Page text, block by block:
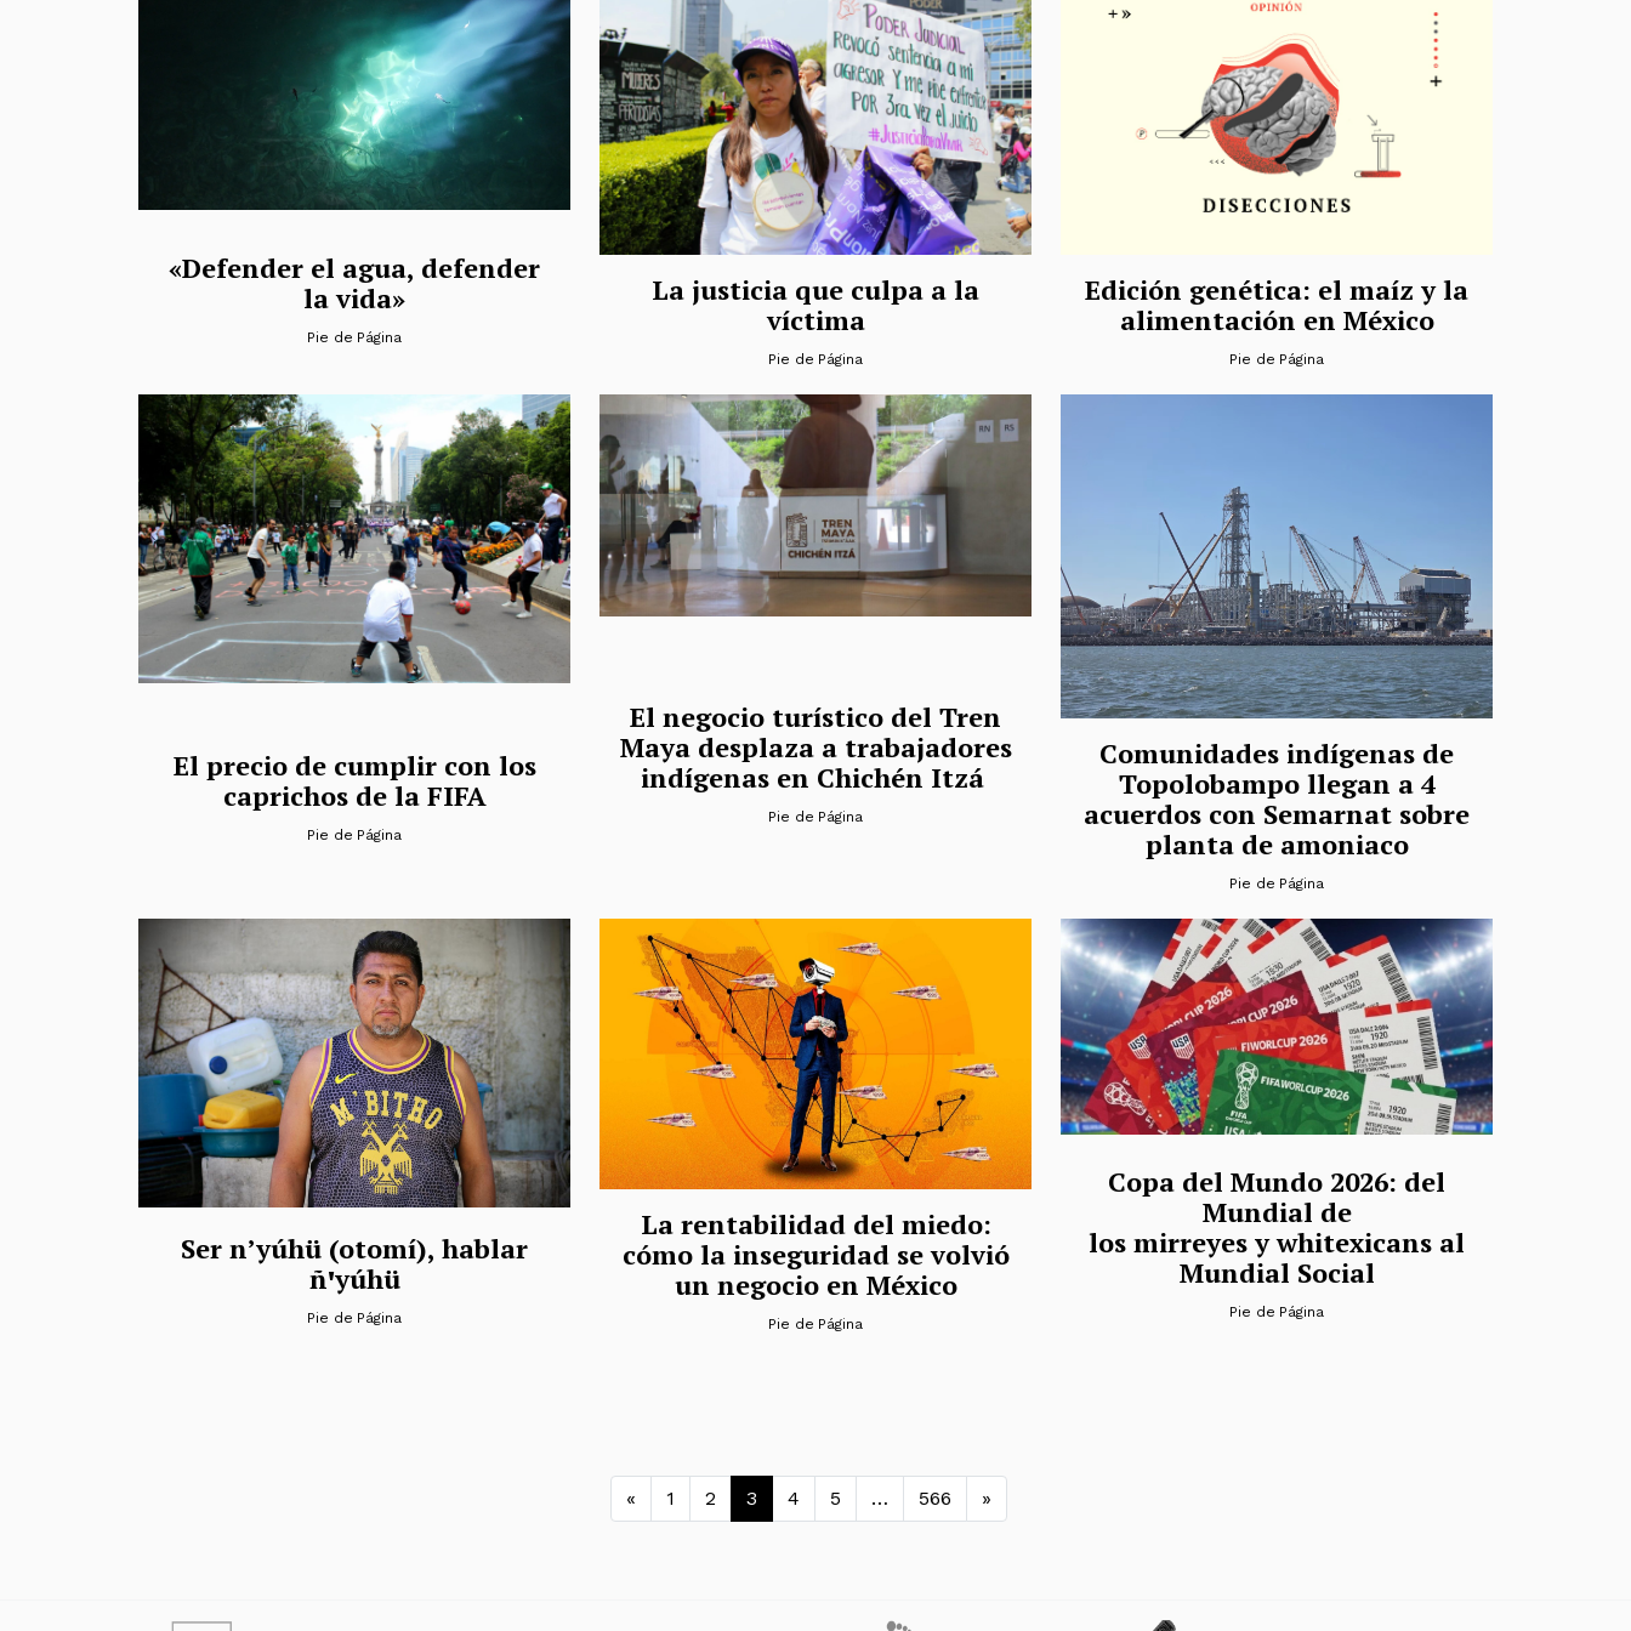
«Defender el agua, defender
la vida»
Pie de Página
La justicia que culpa a la
víctima
Pie de Página
Edición genética: el maíz y la
alimentación en México
Pie de Página
El precio de cumplir con los
caprichos de la FIFA
Pie de Página
El negocio turístico del Tren
Maya desplaza a trabajadores
indígenas en Chichén Itzá
Pie de Página
Comunidades indígenas de
Topolobampo llegan a 4
acuerdos con Semarnat sobre
planta de amoniaco
Pie de Página
Ser n’yúhü (otomí), hablar
ñꞌyúhü
Pie de Página
La rentabilidad del miedo:
cómo la inseguridad se volvió
un negocio en México
Pie de Página
Copa del Mundo 2026: del
Mundial de
los mirreyes y whitexicans al
Mundial Social
Pie de Página
Navegación de entradas
« 1 2 3 4 5 … 566 »